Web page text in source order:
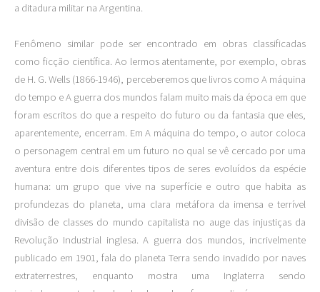
a ditadura militar na Argentina.
Fenômeno similar pode ser encontrado em obras classificadas
como ficção científica. Ao lermos atentamente, por exemplo, obras
de H. G. Wells (1866-1946), perceberemos que livros como A máquina
do tempo e A guerra dos mundos falam muito mais da época em que
foram escritos do que a respeito do futuro ou da fantasia que eles,
aparentemente, encerram. Em A máquina do tempo, o autor coloca
o personagem central em um futuro no qual se vê cercado por uma
aventura entre dois diferentes tipos de seres evoluídos da espécie
humana: um grupo que vive na superfície e outro que habita as
profundezas do planeta, uma clara metáfora da imensa e terrível
divisão de classes do mundo capitalista no auge das injustiças da
Revolução Industrial inglesa. A guerra dos mundos, incrivelmente
publicado em 1901, fala do planeta Terra sendo invadido por naves
extraterrestres, enquanto mostra uma Inglaterra sendo